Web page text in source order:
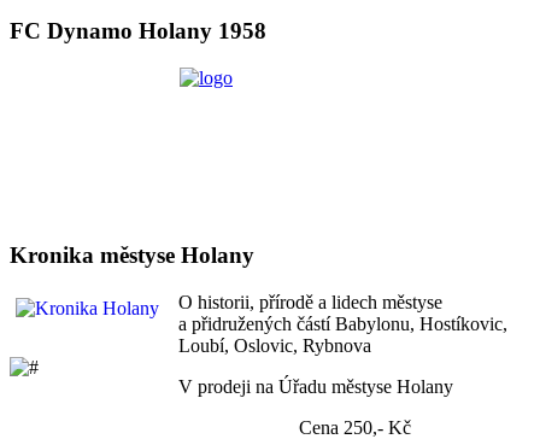
FC Dynamo Holany 1958
Kronika městyse Holany
O historii, přírodě a lidech městyse
a přidružených částí Babylonu, Hostíkovic,
Loubí, Oslovic, Rybnova
V prodeji na Úřadu městyse Holany
Cena 250,- Kč